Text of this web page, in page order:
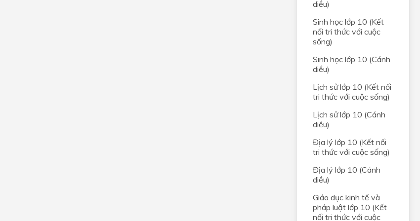
diều)
Sinh học lớp 10 (Kết
nối tri thức với cuộc
sống)
Sinh học lớp 10 (Cánh
diều)
Lịch sử lớp 10 (Kết nối
tri thức với cuộc sống)
Lịch sử lớp 10 (Cánh
diều)
Địa lý lớp 10 (Kết nối
tri thức với cuộc sống)
Địa lý lớp 10 (Cánh
diều)
Giáo dục kinh tế và
pháp luật lớp 10 (Kết
nối tri thức với cuộc